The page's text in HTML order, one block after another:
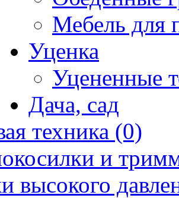
Мебель для
Уценка
Уцененные
Дача, сад
техника (0)
и
высокого